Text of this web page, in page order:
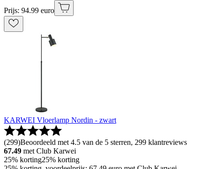
Prijs: 94.99 euro
KARWEI Vloerlamp Nordin - zwart
(299)Beoordeeld met 4.5 van de 5 sterren, 299 klantreviews
67.49 met Club Karwei
25% korting25% korting